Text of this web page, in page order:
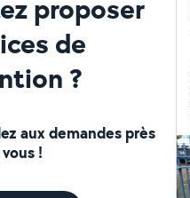
proposer
de
?
aux demandes près
!